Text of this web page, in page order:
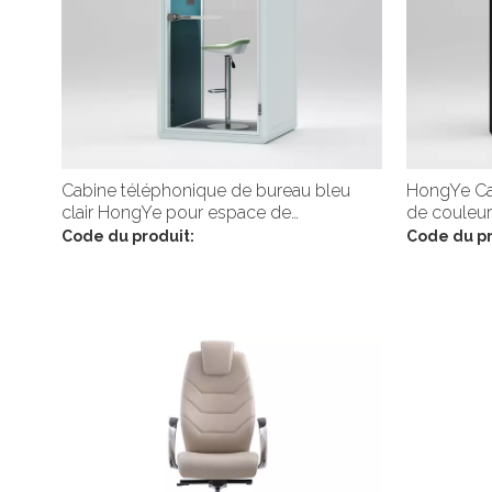
Cabine téléphonique de bureau bleu
clair HongYe pour espace de
confidentialité pour une seule personne
Code du produit:
HongYe
de
pour
Code du